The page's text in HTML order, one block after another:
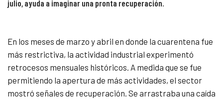
julio, ayuda a imaginar una pronta recuperación.
En los meses de marzo y abril en donde la cuarentena fue
más restrictiva, la actividad industrial experimentó
retrocesos mensuales históricos. A medida que se fue
permitiendo la apertura de más actividades, el sector
mostró señales de recuperación. Se arrastraba una caída